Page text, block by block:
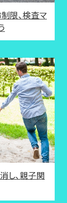
限、検査マ
し、親子関